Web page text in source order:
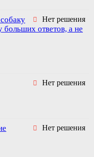
Нет решения
больших ответов, а не
Нет решения
Нет решения